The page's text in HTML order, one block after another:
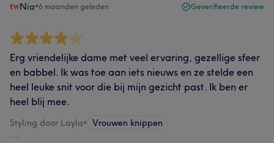
Nia•6 maanden geleden Geverifieerde review
Erg vriendelijke dame met veel ervaring, gezellige sfeer
en babbel. Ik was toe aan iets nieuws en ze stelde een
heel leuke snit voor die bij mijn gezicht past. Ik ben er
heel blij mee.
Styling door Layla• Vrouwen knippen